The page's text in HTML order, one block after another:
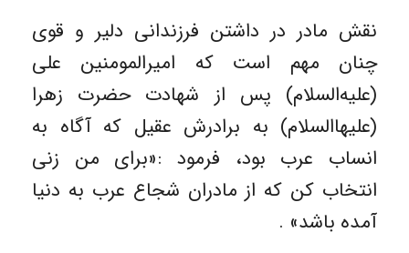
نقش مادر در داشتن فرزندانی دلیر و قوی
چنان مهم است که امیرالمومنین علی
(علیه‌السلام) پس از شهادت حضرت زهرا
(علیهاالسلام) به برادرش عقیل که آگاه به
انساب عرب بود، فرمود :«برای من زنی
انتخاب کن که از مادران شجاع عرب به دنیا
آمده باشد» .